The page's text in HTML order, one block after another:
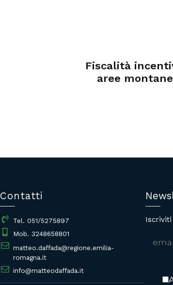
Fiscalità
aree
Contatti
Tel. 051/5275897
Mob. 3248658801
matteo.daffada@regione.emilia-
romagna.it
info@matteodaffada.it
Iscriviti